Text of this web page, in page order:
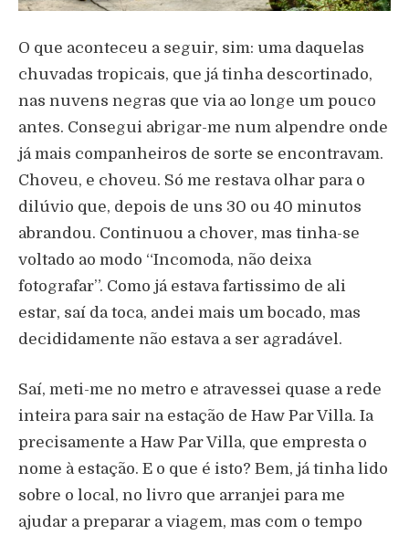
O que aconteceu a seguir, sim: uma daquelas
chuvadas tropicais, que já tinha descortinado,
nas nuvens negras que via ao longe um pouco
antes. Consegui abrigar-me num alpendre onde
já mais companheiros de sorte se encontravam.
Choveu, e choveu. Só me restava olhar para o
dilúvio que, depois de uns 30 ou 40 minutos
abrandou. Continuou a chover, mas tinha-se
voltado ao modo “Incomoda, não deixa
fotografar”. Como já estava fartissimo de ali
estar, saí da toca, andei mais um bocado, mas
decididamente não estava a ser agradável.
Saí, meti-me no metro e atravessei quase a rede
inteira para sair na estação de Haw Par Villa. Ia
precisamente a Haw Par Villa, que empresta o
nome à estação. E o que é isto? Bem, já tinha lido
sobre o local, no livro que arranjei para me
ajudar a preparar a viagem, mas com o tempo